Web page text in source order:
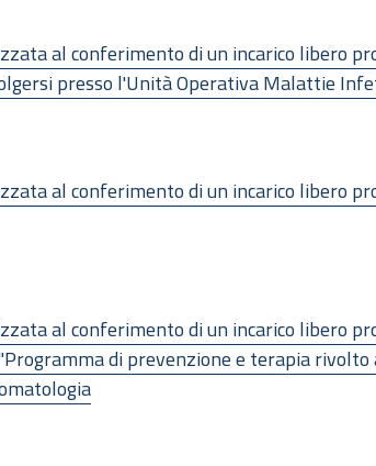
al conferimento di un incarico libero
presso l'Unità Operativa Malattie
al conferimento di un incarico libero
al conferimento di un incarico libero
di prevenzione e terapia